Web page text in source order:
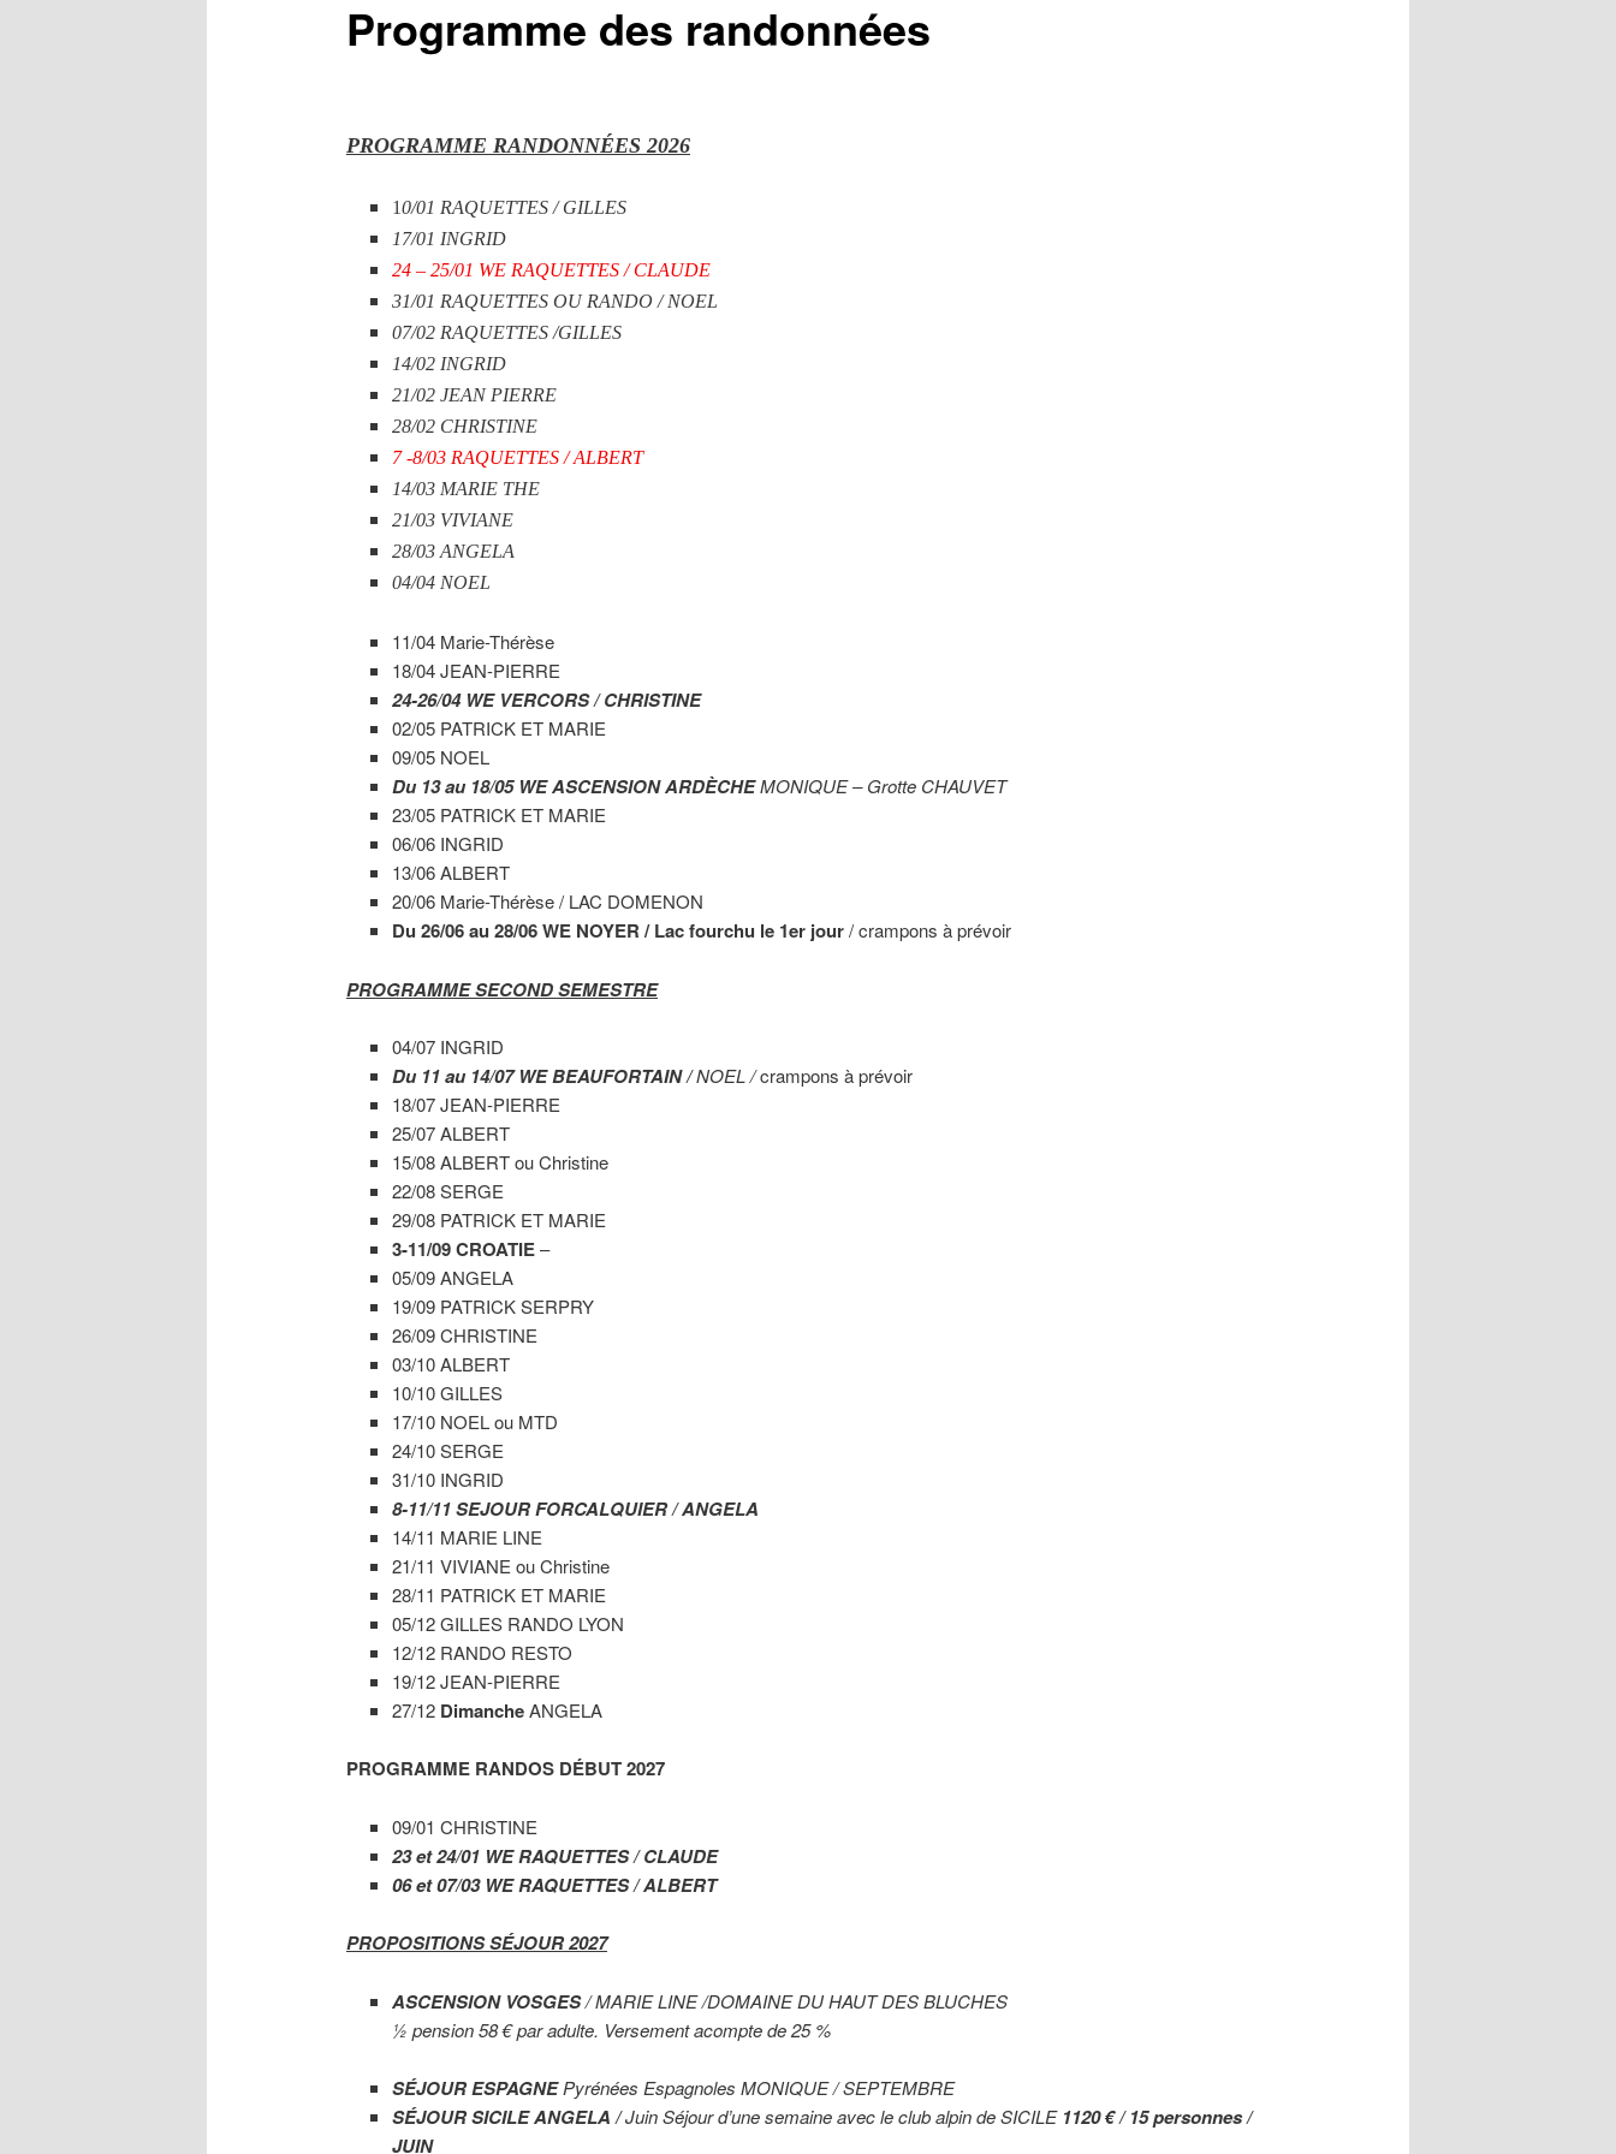
Programme des randonnées
PROGRAMME RANDONNÉES 2026
10/01 RAQUETTES / GILLES
17/01 INGRID
24 – 25/01 WE RAQUETTES / CLAUDE
31/01 RAQUETTES OU RANDO / NOEL
07/02 RAQUETTES /GILLES
14/02 INGRID
21/02 JEAN PIERRE
28/02 CHRISTINE
7 -8/03 RAQUETTES / ALBERT
14/03 MARIE THE
21/03 VIVIANE
28/03 ANGELA
04/04 NOEL
11/04 Marie-Thérèse
18/04 JEAN-PIERRE
24-26/04 WE VERCORS / CHRISTINE
02/05 PATRICK ET MARIE
09/05 NOEL
Du 13 au 18/05 WE ASCENSION ARDÈCHEMONIQUE – Grotte CHAUVET
23/05 PATRICK ET MARIE
06/06 INGRID
13/06 ALBERT
20/06 Marie-Thérèse / LAC DOMENON
Du 26/06 au 28/06 WE NOYER / Lac fourchu le 1er jour/ crampons à prévoir
PROGRAMME SECOND SEMESTRE
04/07 INGRID
Du 11 au 14/07 WE BEAUFORTAIN /NOEL /crampons à prévoir
18/07 JEAN-PIERRE
25/07 ALBERT
15/08 ALBERT ou Christine
22/08 SERGE
29/08 PATRICK ET MARIE
3-11/09 CROATIE–
05/09 ANGELA
19/09 PATRICK SERPRY
26/09 CHRISTINE
03/10 ALBERT
10/10 GILLES
17/10 NOEL ou MTD
24/10 SERGE
31/10 INGRID
8-11/11 SEJOUR FORCALQUIER / ANGELA
14/11 MARIE LINE
21/11 VIVIANE ou Christine
28/11 PATRICK ET MARIE
05/12 GILLES RANDO LYON
12/12 RANDO RESTO
19/12 JEAN-PIERRE
27/12 DimancheANGELA
PROGRAMME RANDOS DÉBUT 2027
09/01 CHRISTINE
23 et 24/01 WE RAQUETTES / CLAUDE
06 et 07/03 WE RAQUETTES / ALBERT
PROPOSITIONS SÉJOUR 2027
ASCENSION VOSGES/ MARIE LINE /DOMAINE DU HAUT DES BLUCHES
½ pension 58 € par adulte. Versement acompte de 25 %
SÉJOUR ESPAGNEPyrénées Espagnoles MONIQUE / SEPTEMBRE
SÉJOUR SICILE ANGELA /Juin Séjour d’une semaine avec le club alpin de SICILE 1120 € / 15 personnes /
JUIN